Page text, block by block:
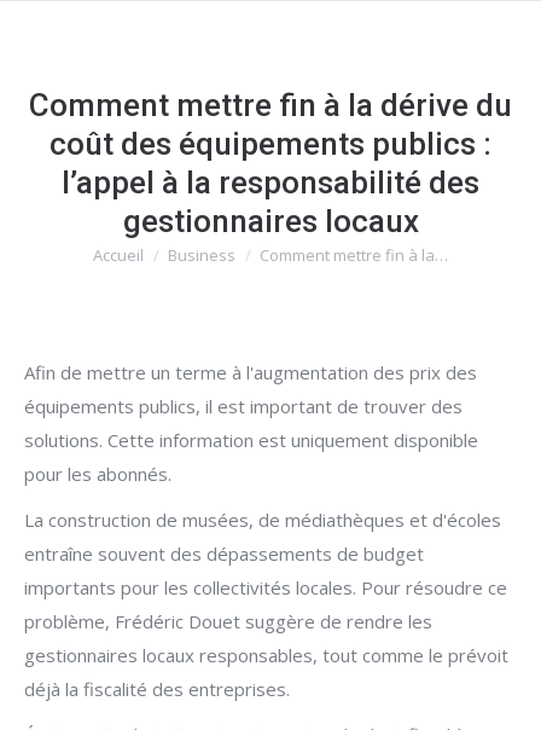
Comment mettre fin à la dérive du
coût des équipements publics :
l’appel à la responsabilité des
gestionnaires locaux
Vous êtes ici :
Accueil Business Comment mettre fin à la…
Afin de mettre un terme à l'augmentation des prix des
équipements publics, il est important de trouver des
solutions. Cette information est uniquement disponible
pour les abonnés.
La construction de musées, de médiathèques et d'écoles
entraîne souvent des dépassements de budget
importants pour les collectivités locales. Pour résoudre ce
problème, Frédéric Douet suggère de rendre les
gestionnaires locaux responsables, tout comme le prévoit
déjà la fiscalité des entreprises.